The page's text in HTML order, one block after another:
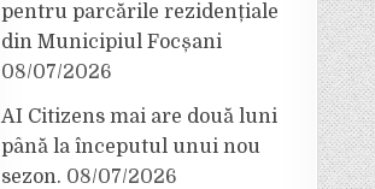
pentru parcările rezidențiale
din Municipiul Focșani
08/07/2026
AI Citizens mai are două luni
până la începutul unui nou
sezon. 08/07/2026